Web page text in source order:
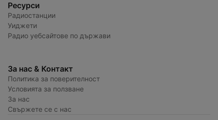
Ресурси
Радиостанции
Уиджети
Радио уебсайтове по държави
За нас & Контакт
Политика за поверителност
Условията за ползване
За нас
Свържете се с нас